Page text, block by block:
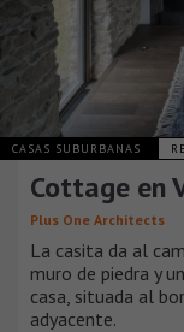
CASAS SUBURBANAS
Cottage en
Plus One Architects
La casita da al
muro de piedra y
casa, situada al
adyacente.